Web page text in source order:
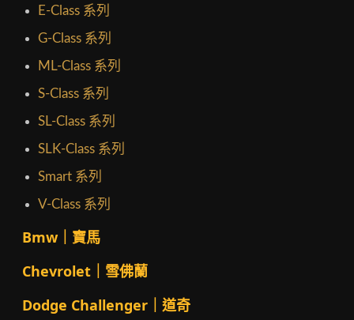
E-Class 系列
G-Class 系列
ML-Class 系列
S-Class 系列
SL-Class 系列
SLK-Class 系列
Smart 系列
V-Class 系列
Bmw｜寶馬
Chevrolet｜雪佛蘭
Dodge Challenger｜道奇